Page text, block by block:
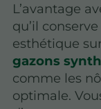
L’avantage
qu’il
esthétique
gazons
comme les
optimale.